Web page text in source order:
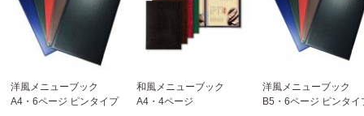
洋風メニューブック
A4・6ページ ピンタイプ
和風メニューブック
A4・4ページ
洋風メニューブック
B5・6ページ ピンタイ